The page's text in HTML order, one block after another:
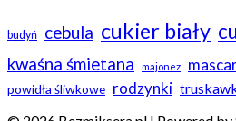
budyń cebula cukier biały
kwaśna śmietana majonez
powidła śliwkowe rodzynki